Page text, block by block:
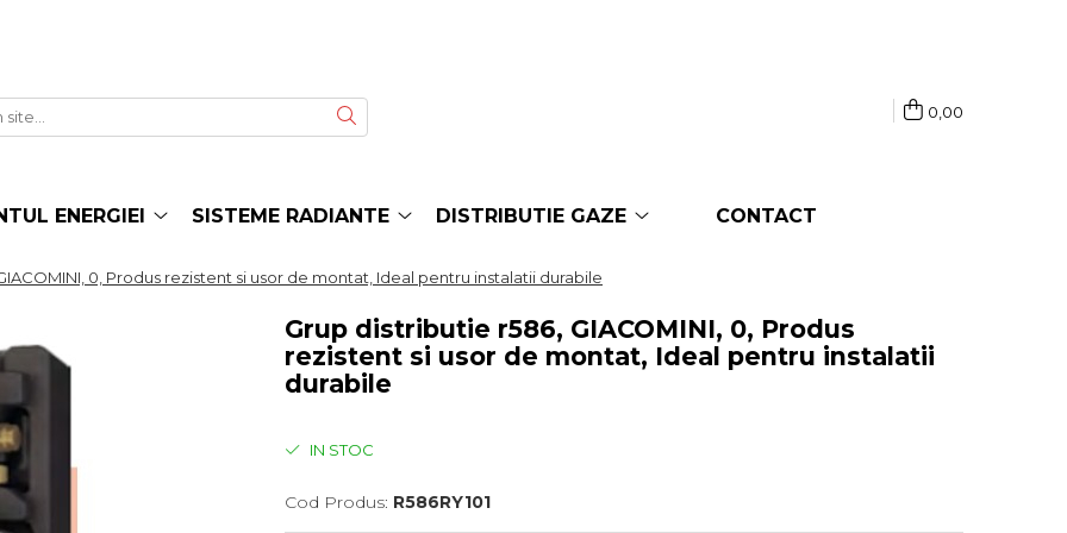
0,00
ENERGIEI SISTEME RADIANTE DISTRIBUTIE GAZE CONTACT
0, Produs rezistent si usor de montat, Ideal pentru instalatii durabile
Grup distributie r586, GIACOMINI, 0, Produs
rezistent si usor de montat, Ideal pentru instalatii
durabile
IN STOC
Cod Produs: R586RY101